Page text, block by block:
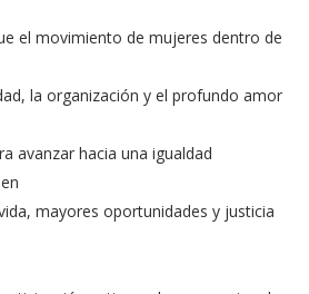
el movimiento de mujeres dentro de
la organización y el profundo amor
avanzar hacia una igualdad
mayores oportunidades y justicia